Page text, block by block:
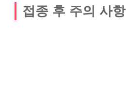
접종 후 주의 사항